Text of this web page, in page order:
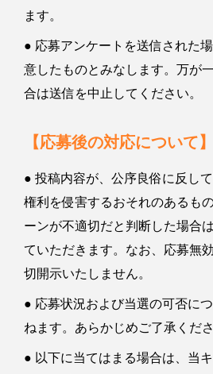
ます。
● 応募アンケートを送信された
意したものとみなします。万が
合は送信を中止してください。
【応募後の対応について】
● 投稿内容が、公序良俗に反し
権利を侵害するおそれのあるも
ーンが不適切だと判断した場合
ていただきます。なお、応募無
切開示いたしません。
● 応募状況および当選の可否に
ねます。あらかじめご了承くださ
● 以下に当てはまる場合は、当